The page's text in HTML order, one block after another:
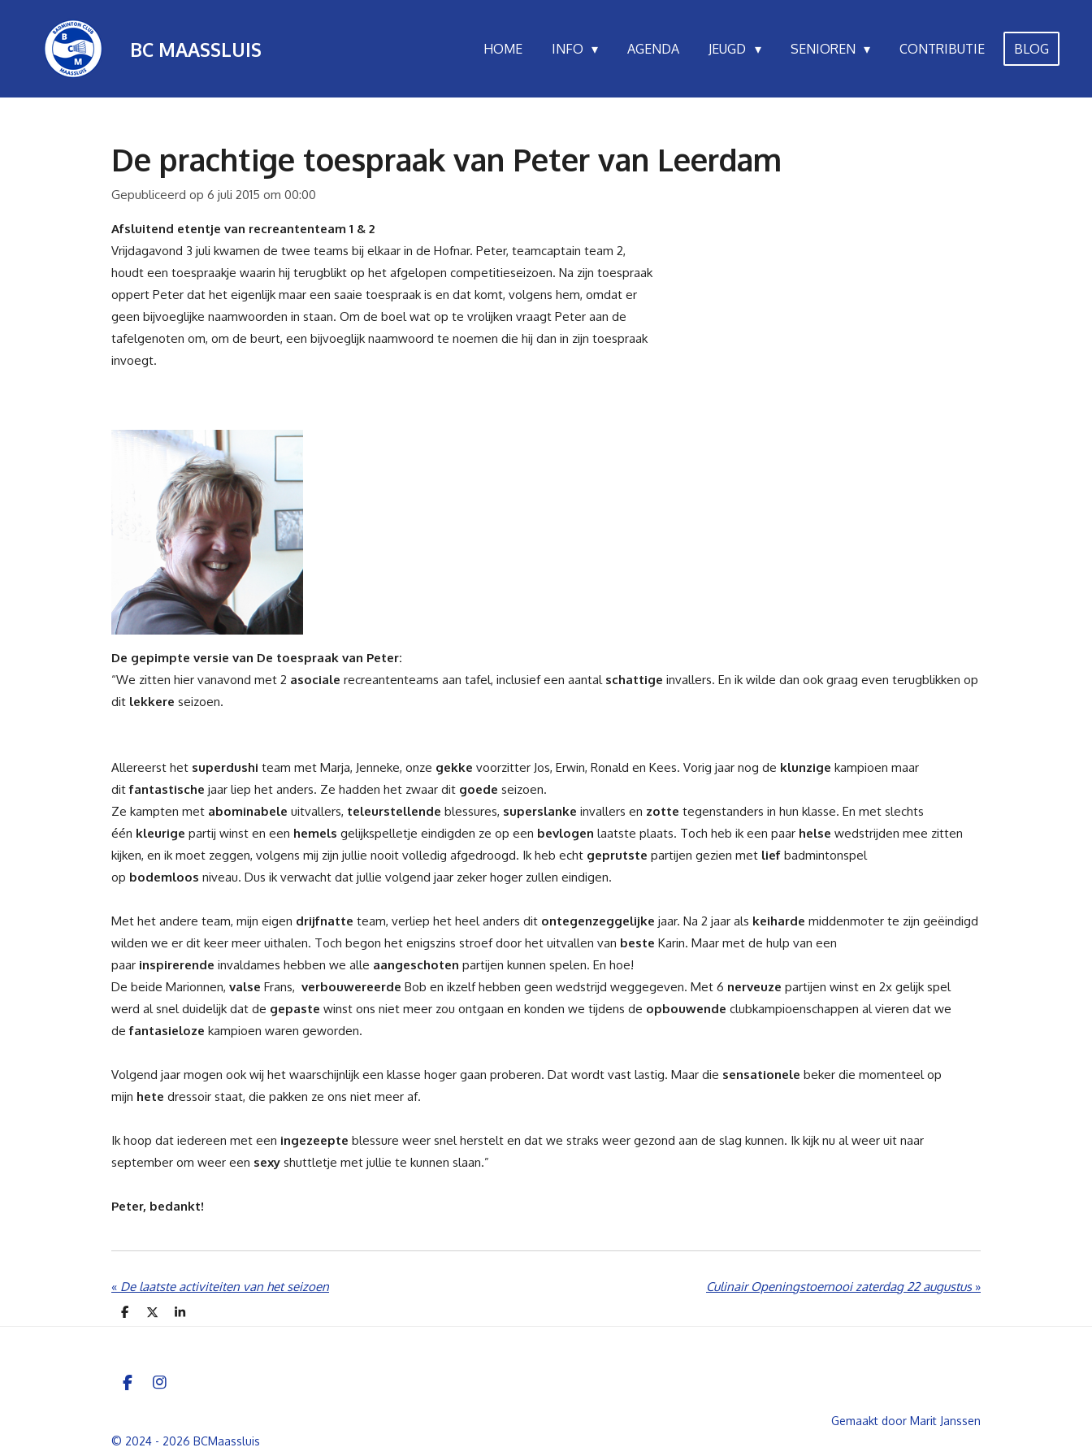
BC MAASSLUIS HOME INFO AGENDA JEUGD SENIOREN CONTRIBUTIE BLOG
De prachtige toespraak van Peter van Leerdam
Gepubliceerd op 6 juli 2015 om 00:00
Afsluitend etentje van recreantenteam 1 & 2
Vrijdagavond 3 juli kwamen de twee teams bij elkaar in de Hofnar. Peter, teamcaptain team 2,
houdt een toespraakje waarin hij terugblikt op het afgelopen competitieseizoen. Na zijn toespraak
oppert Peter dat het eigenlijk maar een saaie toespraak is en dat komt, volgens hem, omdat er
geen bijvoeglijke naamwoorden in staan. Om de boel wat op te vrolijken vraagt Peter aan de
tafelgenoten om, om de beurt, een bijvoeglijk naamwoord te noemen die hij dan in zijn toespraak
invoegt.
De gepimpte versie van De toespraak van Peter:
“We zitten hier vanavond met 2 asociale recreantenteams aan tafel, inclusief een aantal schattige invallers. En ik wilde dan ook graag even terugblikken op
dit lekkere seizoen.
Allereerst het superdushi team met Marja, Jenneke, onze gekke voorzitter Jos, Erwin, Ronald en Kees. Vorig jaar nog de klunzige kampioen maar
ditfantastische jaar liep het anders. Ze hadden het zwaar dit goede seizoen.
Ze kampten met abominabele uitvallers, teleurstellende blessures, superslanke invallers en zotte tegenstanders in hun klasse. En met slechts
één kleurige partij winst en een hemels gelijkspelletje eindigden ze op een bevlogen laatste plaats. Toch heb ik een paar helse wedstrijden mee zitten
kijken, en ik moet zeggen, volgens mij zijn jullie nooit volledig afgedroogd. Ik heb echt geprutste partijen gezien met lief badmintonspel
op bodemloos niveau. Dus ik verwacht dat jullie volgend jaar zeker hoger zullen eindigen.
Met het andere team, mijn eigen drijfnatte team, verliep het heel anders dit ontegenzeggelijke jaar. Na 2 jaar als keiharde middenmoter te zijn geëindigd
wilden we er dit keer meer uithalen. Toch begon het enigszins stroef door het uitvallen van beste Karin. Maar met de hulp van een
paar inspirerende invaldames hebben we alle aangeschoten partijen kunnen spelen. En hoe!
De beide Marionnen, valse Frans, verbouwereerde Bob en ikzelf hebben geen wedstrijd weggegeven. Met 6 nerveuze partijen winst en 2x gelijk spel
werd al snel duidelijk dat de gepaste winst ons niet meer zou ontgaan en konden we tijdens de opbouwende clubkampioenschappen al vieren dat we
defantasieloze kampioen waren geworden.
Volgend jaar mogen ook wij het waarschijnlijk een klasse hoger gaan proberen. Dat wordt vast lastig. Maar die sensationele beker die momenteel op
mijn hete dressoir staat, die pakken ze ons niet meer af.
Ik hoop dat iedereen met een ingezeepte blessure weer snel herstelt en dat we straks weer gezond aan de slag kunnen. Ik kijk nu al weer uit naar
september om weer een sexy shuttletje met jullie te kunnen slaan.”
Peter, bedankt!
« De laatste activiteiten van het seizoen Culinair Openingstoernooi zaterdag 22 augustus »
D
D
S
F
e
b
I
a
Gemaakt door Marit Janssen
© 2024 - 2026 BCMaassluis